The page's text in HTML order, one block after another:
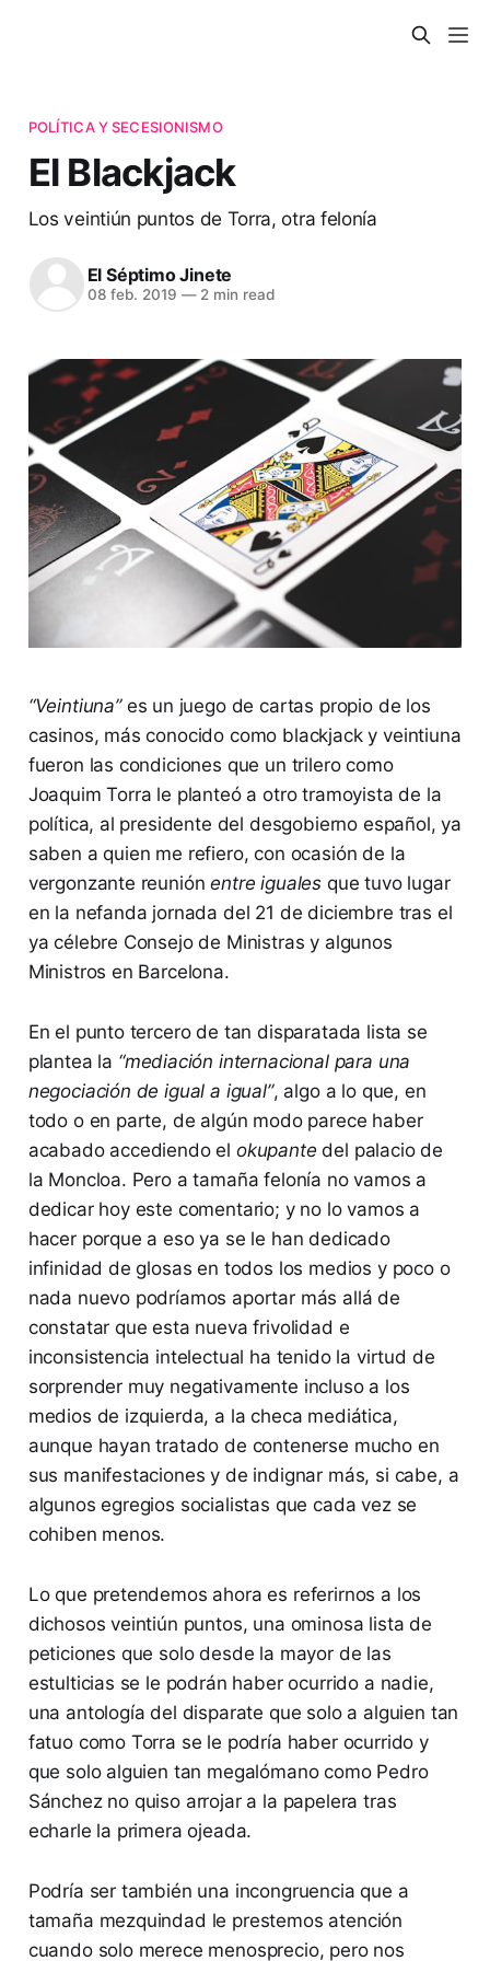
POLÍTICA Y SECESIONISMO
El Blackjack
Los veintiún puntos de Torra, otra felonía
El Séptimo Jinete
08 feb. 2019 —2 min read
“Veintiuna”es un juego de cartas propio de los
casinos, más conocido como blackjack y veintiuna
fueron las condiciones que un trilero como
Joaquim Torra le planteó a otro tramoyista de la
política, al presidente del desgobierno español, ya
saben a quien me refiero, con ocasión de la
vergonzante reuniónentre iguales que tuvo lugar
en la nefanda jornada del 21 de diciembre tras el
ya célebre Consejo de Ministras y algunos
Ministros en Barcelona.
En el punto tercero de tan disparatada lista se
plantea la “mediación internacional para una
negociación de igual a igual”, algo a lo que, en
todo o en parte, de algún modo parece haber
acabado accediendo el okupante del palacio de
la Moncloa. Pero a tamaña felonía no vamos a
dedicar hoy este comentario; y no lo vamos a
hacer porque a eso ya se le han dedicado
infinidad de glosas en todos los medios y poco o
nada nuevo podríamos aportar más allá de
constatar que esta nueva frivolidad e
inconsistencia intelectual ha tenido la virtud de
sorprender muy negativamente incluso a los
medios de izquierda, a la checa mediática,
aunque hayan tratado de contenerse mucho en
sus manifestaciones y de indignar más, si cabe, a
algunos egregios socialistas que cada vez se
cohiben menos.
Lo que pretendemos ahora es referirnos a los
dichosos veintiún puntos, una ominosa lista de
peticiones que solo desde la mayor de las
estulticias se le podrán haber ocurrido a nadie,
una antología del disparate que solo a alguien tan
fatuo como Torra se le podría haber ocurrido y
que solo alguien tan megalómano como Pedro
Sánchez no quiso arrojar a la papelera tras
echarle la primera ojeada.
Podría ser también una incongruencia que a
tamaña mezquindad le prestemos atención
cuando solo merece menosprecio, pero nos